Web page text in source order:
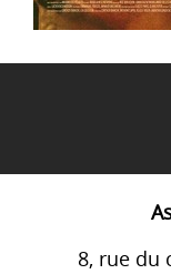
8, rue du